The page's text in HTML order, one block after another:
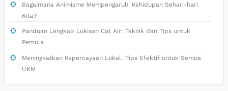
Bagaimana Animisme Mempengaruhi Kehidupan Sehari-hari
Kita?
Panduan Lengkap Lukisan Cat Air: Teknik dan Tips untuk
Pemula
Meningkatkan Kepercayaan Lokal: Tips Efektif untuk Semua
UKM